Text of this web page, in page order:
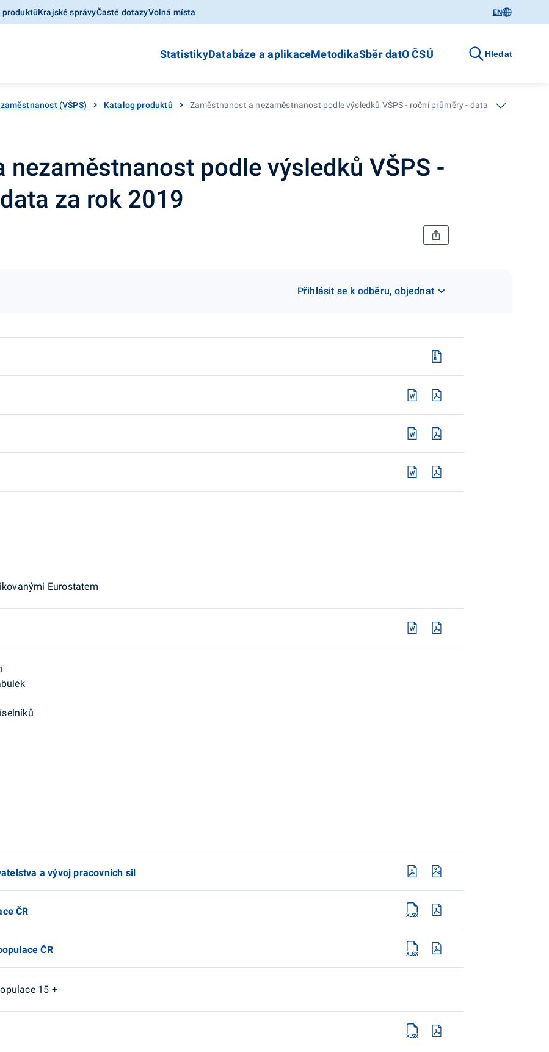
produktůKrajské správyČasté dotazyVolná místa EN
StatistikyDatabáze a aplikaceMetodikaSběr datO ČSÚ Hledat
(VŠPS) Katalog produktů Zaměstnanost a nezaměstnanost podle výsledků VŠPS - roční průměry - data za rok 2019
nezaměstnanost podle výsledků VŠPS -
za rok 2019
Přihlásit se k odběru, objednat
Eurostatem
a vývoj pracovních sil
ČR
ČR
15 +